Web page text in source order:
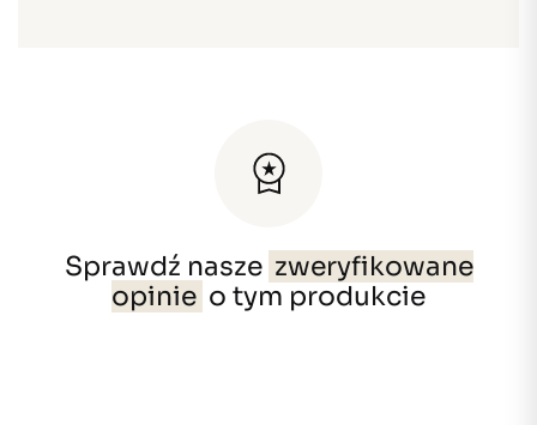
Sprawdź nasze zweryfikowane
opinie o tym produkcie